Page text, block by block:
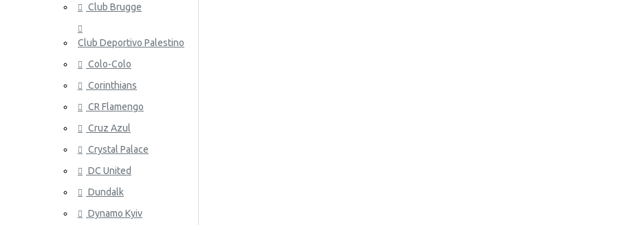
Panama
Portugali
Qatar
Venäjä
Club Brugge
Club Deportivo Palestino
Colo-Colo
Corinthians
CR Flamengo
Cruz Azul
Crystal Palace
DC United
Dundalk
Dynamo Kyiv